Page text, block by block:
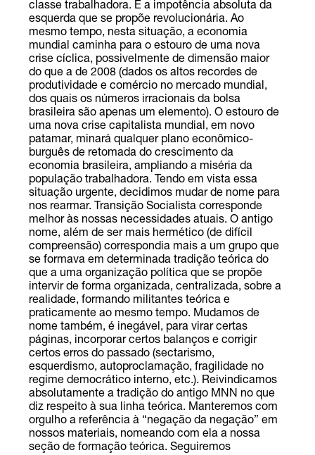
classe trabalhadora. É a impotência absoluta da
esquerda que se propõe revolucionária. Ao
mesmo tempo, nesta situação, a economia
mundial caminha para o estouro de uma nova
crise cíclica, possivelmente de dimensão maior
do que a de 2008 (dados os altos recordes de
produtividade e comércio no mercado mundial,
dos quais os números irracionais da bolsa
brasileira são apenas um elemento). O estouro de
uma nova crise capitalista mundial, em novo
patamar, minará qualquer plano econômico-
burguês de retomada do crescimento da
economia brasileira, ampliando a miséria da
população trabalhadora. Tendo em vista essa
situação urgente, decidimos mudar de nome para
nos rearmar. Transição Socialista corresponde
melhor às nossas necessidades atuais. O antigo
nome, além de ser mais hermético (de difícil
compreensão) correspondia mais a um grupo que
se formava em determinada tradição teórica do
que a uma organização política que se propõe
intervir de forma organizada, centralizada, sobre a
realidade, formando militantes teórica e
praticamente ao mesmo tempo. Mudamos de
nome também, é inegável, para virar certas
páginas, incorporar certos balanços e corrigir
certos erros do passado (sectarismo,
esquerdismo, autoproclamação, fragilidade no
regime democrático interno, etc.). Reivindicamos
absolutamente a tradição do antigo MNN no que
diz respeito à sua linha teórica. Manteremos com
orgulho a referência à “negação da negação” em
nossos materiais, nomeando com ela a nossa
seção de formação teórica. Seguiremos